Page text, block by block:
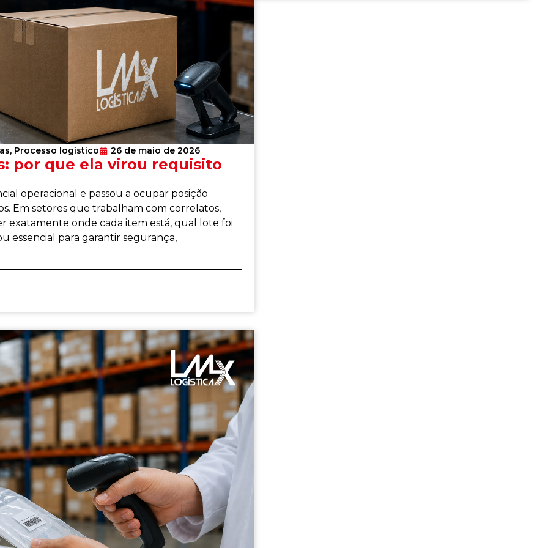
, Processo logístico 26 de maio de 2026
por que ela virou requisito
operacional e passou a ocupar posição
Em setores que trabalham com correlatos,
exatamente onde cada item está, qual lote foi
essencial para garantir segurança,